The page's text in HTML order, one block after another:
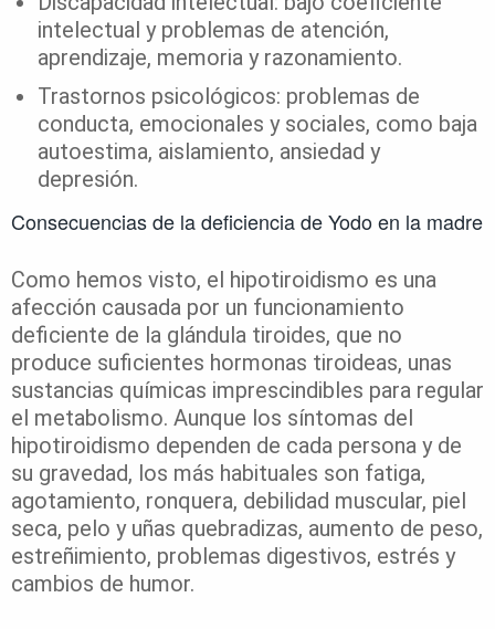
intelectual y problemas de atención,
aprendizaje, memoria y razonamiento.
Trastornos psicológicos: problemas de
conducta, emocionales y sociales, como baja
autoestima, aislamiento, ansiedad y
depresión.
Consecuencias de la deficiencia de Yodo en la madre
Como hemos visto, el hipotiroidismo es una
afección causada por un funcionamiento
deficiente de la glándula tiroides, que no
produce suficientes hormonas tiroideas, unas
sustancias químicas imprescindibles para regular
el metabolismo. Aunque los síntomas del
hipotiroidismo dependen de cada persona y de
su gravedad, los más habituales son fatiga,
agotamiento, ronquera, debilidad muscular, piel
seca, pelo y uñas quebradizas, aumento de peso,
estreñimiento, problemas digestivos, estrés y
cambios de humor.